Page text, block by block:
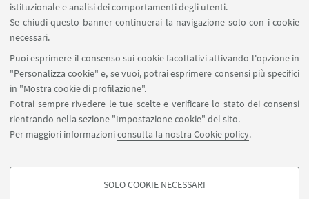
istituzionale e analisi dei comportamenti degli utenti.
Se chiudi questo banner continuerai la navigazione solo con i cookie
necessari.
Puoi esprimere il consenso sui cookie facoltativi attivando l'opzione in
"Personalizza cookie" e, se vuoi, potrai esprimere consensi più specifici
in "Mostra cookie di profilazione".
Potrai sempre rivedere le tue scelte e verificare lo stato dei consensi
rientrando nella sezione "Impostazione cookie" del sito.
Per maggiori informazioniconsulta la nostra Cookie policy.
SOLO COOKIE NECESSARI
Dipartimento di Scienze Biomediche e
NeuroMotorie